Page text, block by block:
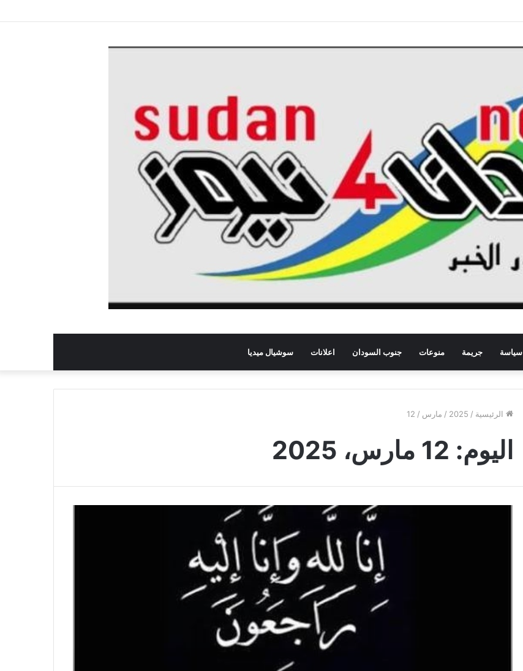
سياسة جريمة منوعات جنوب السودان اعلانات سوشيال ميديا
الرئيسية /
2025
/ مارس /
12
اليوم: 12 مارس، 2025